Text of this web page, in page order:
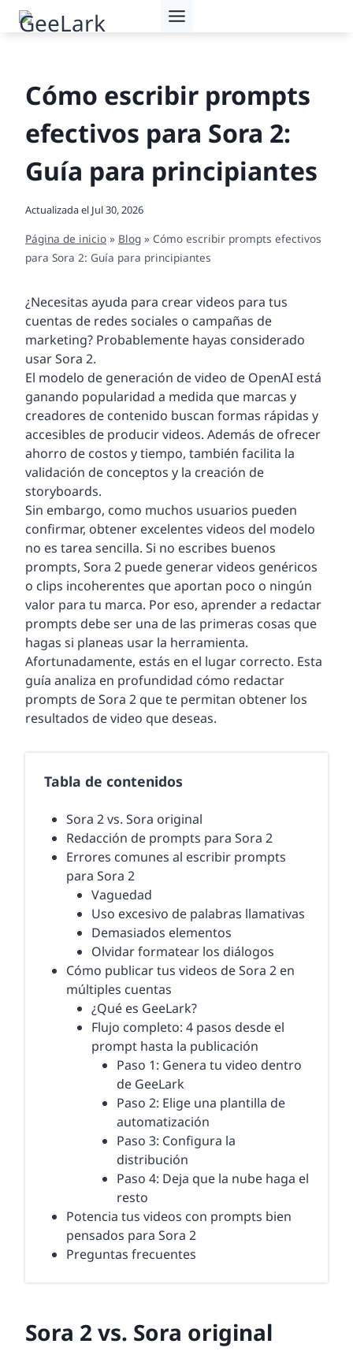
Saltar
Cómo escribir prompts
efectivos para Sora 2:
Guía para principiantes
Actualizada el Jul 30, 2026
Página de inicio » Blog » Cómo escribir prompts efectivos
para Sora 2: Guía para principiantes
¿Necesitas ayuda para crear videos para tus
cuentas de redes sociales o campañas de
marketing? Probablemente hayas considerado
usar Sora 2.
El modelo de generación de video de OpenAI está
ganando popularidad a medida que marcas y
creadores de contenido buscan formas rápidas y
accesibles de producir videos. Además de ofrecer
ahorro de costos y tiempo, también facilita la
validación de conceptos y la creación de
storyboards.
Sin embargo, como muchos usuarios pueden
confirmar, obtener excelentes videos del modelo
no es tarea sencilla. Si no escribes buenos
prompts, Sora 2 puede generar videos genéricos
o clips incoherentes que aportan poco o ningún
valor para tu marca. Por eso, aprender a redactar
prompts debe ser una de las primeras cosas que
hagas si planeas usar la herramienta.
Afortunadamente, estás en el lugar correcto. Esta
guía analiza en profundidad cómo redactar
prompts de Sora 2 que te permitan obtener los
resultados de video que deseas.
Tabla de contenidos
Sora 2 vs. Sora original
Redacción de prompts para Sora 2
Errores comunes al escribir prompts
para Sora 2
Vaguedad
Uso excesivo de palabras llamativas
Demasiados elementos
Olvidar formatear los diálogos
Cómo publicar tus videos de Sora 2 en
múltiples cuentas
¿Qué es GeeLark?
Flujo completo: 4 pasos desde el
prompt hasta la publicación
Paso 1: Genera tu video dentro
de GeeLark
Paso 2: Elige una plantilla de
automatización
Paso 3: Configura la
distribución
Paso 4: Deja que la nube haga el
resto
Potencia tus videos con prompts bien
pensados para Sora 2
Preguntas frecuentes
Sora 2 vs. Sora original